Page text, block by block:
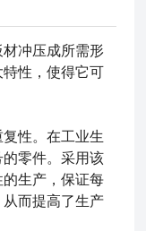
冲压成所需形
性，使得它可
性。在工业生
零件。采用该
生产，保证每
而提高了生产